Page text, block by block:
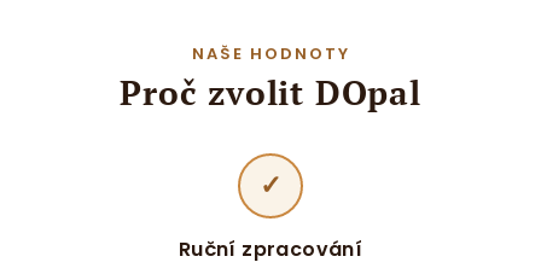
NAŠE HODNOTY
Proč zvolit DOpal
✓
Ruční zpracování